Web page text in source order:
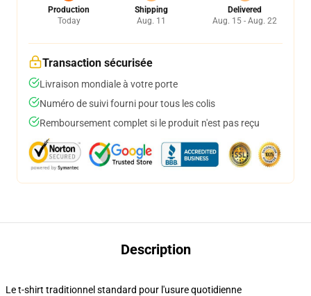
Production
Today
Shipping
Aug. 11
Delivered
Aug. 15 - Aug. 22
Transaction sécurisée
Livraison mondiale à votre porte
Numéro de suivi fourni pour tous les colis
Remboursement complet si le produit n'est pas reçu
Description
Le t-shirt traditionnel standard pour l'usure quotidienne